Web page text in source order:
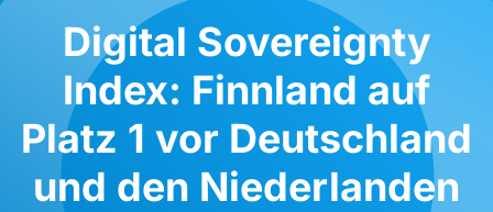
2026!
Digital Sovereignty
Index: Finnland auf
Platz 1 vor Deutschland
und den Niederlanden